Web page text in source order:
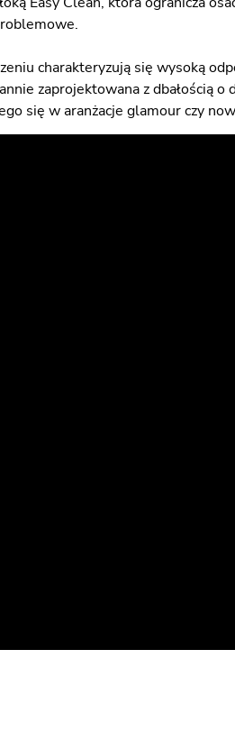
charakteryzują się wysoką
zaprojektowana z dbałością
się w aranżacje glamour czy